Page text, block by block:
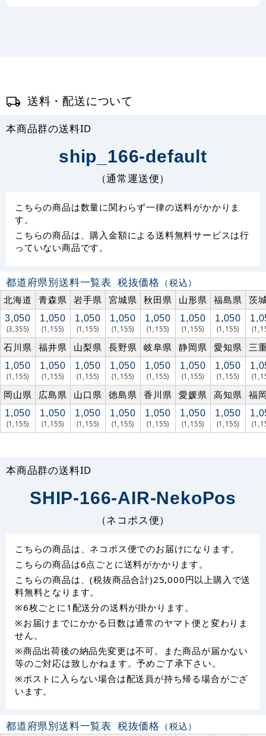
送料・配送について
本商品群の送料ID
ship_166-default
（通常運送便）
こちらの商品は数量に関わらず一律の送料がかかりま
す。
こちらの商品は、購入金額による送料無料サービスは行
っていない商品です。
都道府県別送料一覧表 税抜価格 （税込）
北海道
青森県 岩手県 宮城県 秋田県 山形県 福島県 茨
3,050
(3,355)
1,050
(1,155)
1,050
(1,155)
1,050
(1,155)
1,050
(1,155)
1,050
(1,155)
1,050
(1,155)
石川県 福井県 山梨県 長野県 岐阜県 静岡県 愛知県 三
1,050
(1,155)
1,050
(1,155)
1,050
(1,155)
1,050
(1,155)
1,050
(1,155)
1,050
(1,155)
1,050
(1,155)
岡山県 広島県 山口県 徳島県 香川県 愛媛県 高知県 福
1,050
(1,155)
1,050
(1,155)
1,050
(1,155)
1,050
(1,155)
1,050
(1,155)
1,050
(1,155)
1,050
(1,155)
本商品群の送料ID
SHIP-166-AIR-NekoPos
（ネコポス便）
こちらの商品は、ネコポス便でのお届けになります。
こちらの商品は6点ごとに送料がかかります。
こちらの商品は、(税抜商品合計)25,000円以上購入で送
料無料となります。
※6枚ごとに1配送分の送料が掛かります。
※お届けまでにかかる日数は通常のヤマト便と変わりま
せん。
※商品出荷後の納品先変更は不可。また商品が届かない
等のご対応は致しかねます。予めご了承下さい。
※ポストに入らない場合は配送員が持ち帰る場合がござ
います。
都道府県別送料一覧表 税抜価格 （税込）